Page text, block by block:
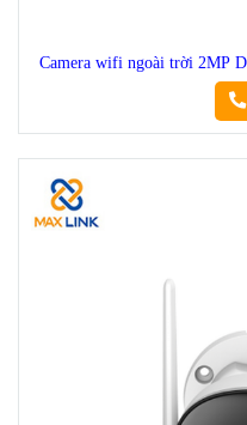
Camera wifi ngoài trời 2MP